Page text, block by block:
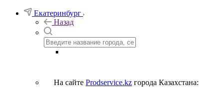
Екатеринбург
Назад
На сайте Prodservice.kz города Казахстана: